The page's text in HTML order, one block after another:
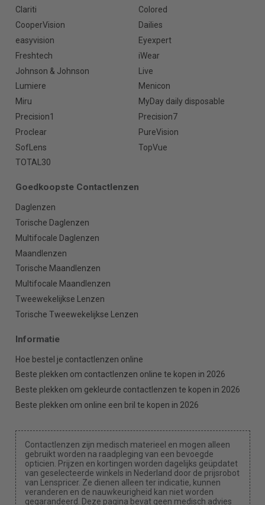
Clariti
Colored
CooperVision
Dailies
easyvision
Eyexpert
Freshtech
iWear
Johnson & Johnson
Live
Lumiere
Menicon
Miru
MyDay daily disposable
Precision1
Precision7
Proclear
PureVision
SofLens
TopVue
TOTAL30
Goedkoopste Contactlenzen
Daglenzen
Torische Daglenzen
Multifocale Daglenzen
Maandlenzen
Torische Maandlenzen
Multifocale Maandlenzen
Tweewekelijkse Lenzen
Torische Tweewekelijkse Lenzen
Informatie
Hoe bestel je contactlenzen online
Beste plekken om contactlenzen online te kopen in 2026
Beste plekken om gekleurde contactlenzen te kopen in 2026
Beste plekken om online een bril te kopen in 2026
Contactlenzen zijn medisch materieel en mogen alleen
gebruikt worden na raadpleging van een bevoegde
opticien. Prijzen en kortingen worden dagelijks geüpdatet
van geselecteerde winkels in Nederland door de prijsrobot
van Lenspricer. Ze dienen alleen ter indicatie, kunnen
veranderen en de nauwkeurigheid kan niet worden
gegarandeerd. Deze pagina bevat geen medisch advies